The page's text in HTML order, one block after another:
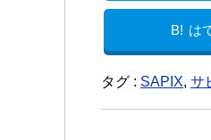
B! は
タグ : SAPIX, サ